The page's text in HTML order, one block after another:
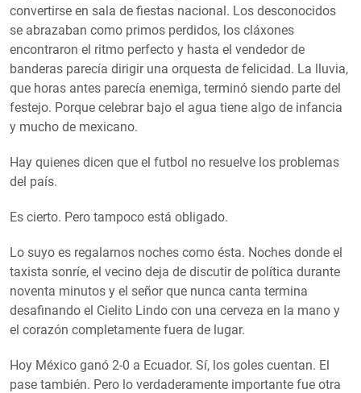
convertirse en sala de fiestas nacional. Los desconocidos
se abrazaban como primos perdidos, los cláxones
encontraron el ritmo perfecto y hasta el vendedor de
banderas parecía dirigir una orquesta de felicidad. La lluvia,
que horas antes parecía enemiga, terminó siendo parte del
festejo. Porque celebrar bajo el agua tiene algo de infancia
y mucho de mexicano.
Hay quienes dicen que el futbol no resuelve los problemas
del país.
Es cierto. Pero tampoco está obligado.
Lo suyo es regalarnos noches como ésta. Noches donde el
taxista sonríe, el vecino deja de discutir de política durante
noventa minutos y el señor que nunca canta termina
desafinando el Cielito Lindo con una cerveza en la mano y
el corazón completamente fuera de lugar.
Hoy México ganó 2-0 a Ecuador. Sí, los goles cuentan. El
pase también. Pero lo verdaderamente importante fue otra